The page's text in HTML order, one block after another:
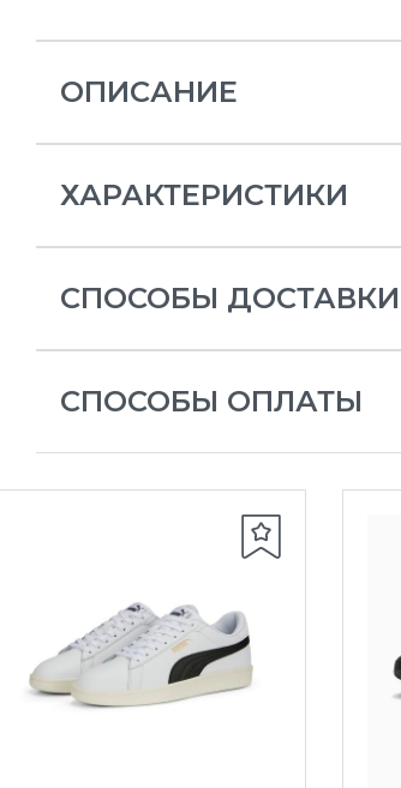
ОПИСАНИЕ
ХАРАКТЕРИСТИКИ
СПОСОБЫ ДОСТАВКИ
СПОСОБЫ ОПЛАТЫ